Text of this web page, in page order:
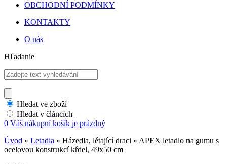
OBCHODNÍ PODMÍNKY
KONTAKTY
O nás
Hľadanie
Hledat ve zboží
Hledat v článcích
0 Váš nákupní košík je prázdný
Úvod » Letadla » Házedla, létající draci » APEX letadlo na gumu s
ocelovou konstrukcí křdel, 49x50 cm